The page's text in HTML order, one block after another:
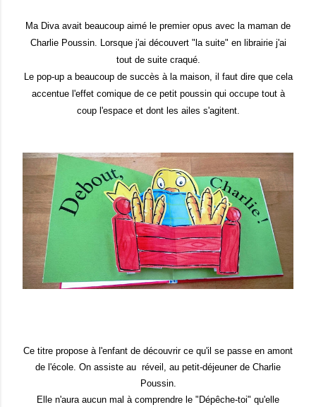
Ma Diva avait beaucoup aimé le premier opus avec la maman de
Charlie Poussin. Lorsque j'ai découvert "la suite" en librairie j'ai
tout de suite craqué.
Le pop-up a beaucoup de succès à la maison, il faut dire que cela
accentue l'effet comique de ce petit poussin qui occupe tout à
coup l'espace et dont les ailes s'agitent.
Ce titre propose à l'enfant de découvrir ce qu'il se passe en amont
de l'école. On assiste au réveil, au petit-déjeuner de Charlie
Poussin.
Elle n'aura aucun mal à comprendre le "Dépêche-toi" qu'elle